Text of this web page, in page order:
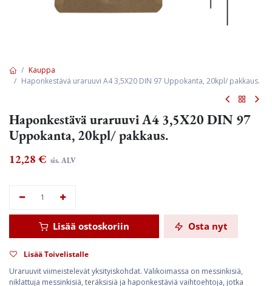
Kauppa
Haponkestävä uraruuvi A4 3,5X20 DIN 97 Uppokanta, 20kpl/ pakkaus.
Haponkestävä uraruuvi A4 3,5X20 DIN 97
Uppokanta, 20kpl/ pakkaus.
12,28 € sis. ALV
Lisää ostoskoriin Osta nyt
Lisää Toivelistalle
Uraruuvit viimeistelevät yksityiskohdat. Valikoimassa on messinkisiä,
niklattuja messinkisiä, teräksisiä ja haponkestäviä vaihtoehtoja, jotka